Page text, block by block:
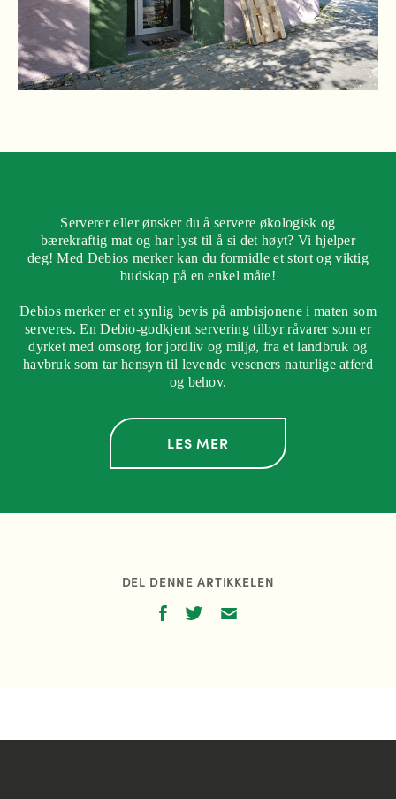
Serverer eller ønsker du å servere økologisk og
bærekraftig mat og har lyst til å si det høyt? Vi hjelper
deg! Med Debios merker kan du formidle et stort og viktig
budskap på en enkel måte!
Debios merker er et synlig bevis på ambisjonene i maten som
serveres. En Debio-godkjent servering tilbyr råvarer som er
dyrket med omsorg for jordliv og miljø, fra et landbruk og
havbruk som tar hensyn til levende veseners naturlige atferd
og behov.
LES MER
DEL DENNE ARTIKKELEN